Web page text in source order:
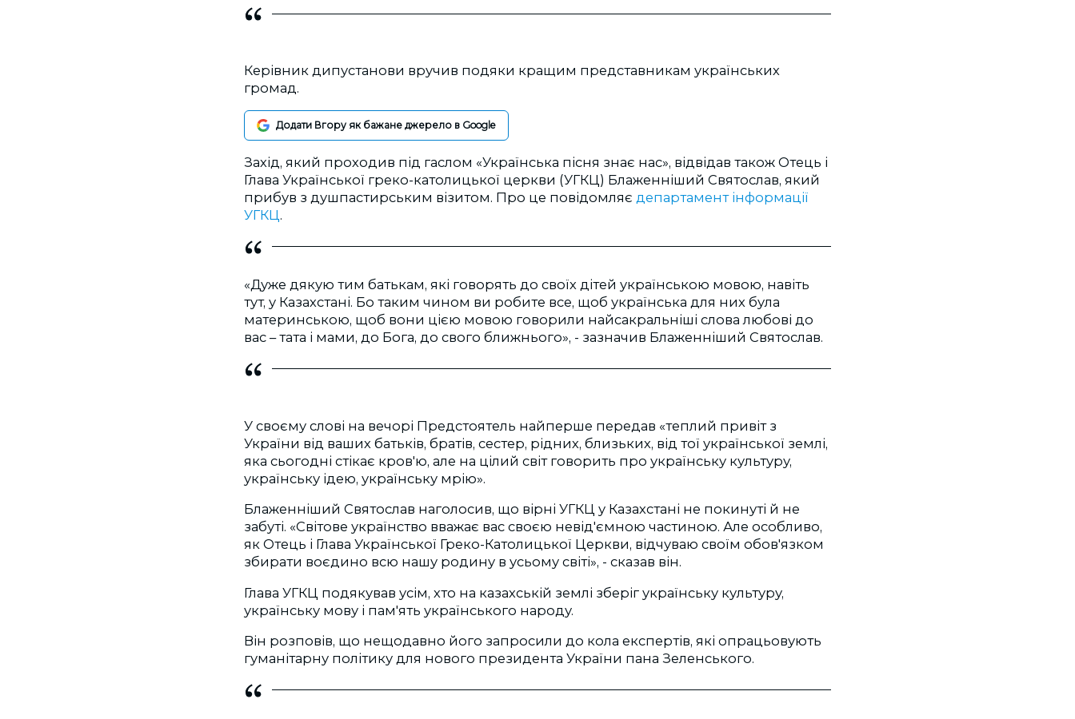
Керівник дипустанови вручив подяки кращим представникам українських
громад.
Додати Вгору як бажане джерело в Google
Захід, який проходив під гаслом «Українська пісня знає нас», відвідав також Отець і
Глава Української греко-католицької церкви (УГКЦ) Блаженніший Святослав, який
прибув з душпастирським візитом. Про це повідомляє департамент інформації
УГКЦ.
«Дуже дякую тим батькам, які говорять до своїх дітей українською мовою, навіть
тут, у Казахстані. Бо таким чином ви робите все, щоб українська для них була
материнською, щоб вони цією мовою говорили найсакральніші слова любові до
вас – тата і мами, до Бога, до свого ближнього», - зазначив Блаженніший Святослав.
У своєму слові на вечорі Предстоятель найперше передав «теплий привіт з
України від ваших батьків, братів, сестер, рідних, близьких, від тої української землі,
яка сьогодні стікає кров'ю, але на цілий світ говорить про українську культуру,
українську ідею, українську мрію».
Блаженніший Святослав наголосив, що вірні УГКЦ у Казахстані не покинуті й не
забуті. «Світове українство вважає вас своєю невід'ємною частиною. Але особливо,
як Отець і Глава Української Греко-Католицької Церкви, відчуваю своїм обов'язком
збирати воєдино всю нашу родину в усьому світі», - сказав він.
Глава УГКЦ подякував усім, хто на казахській землі зберіг українську культуру,
українську мову і пам'ять українського народу.
Він розповів, що нещодавно його запросили до кола експертів, які опрацьовують
гуманітарну політику для нового президента України пана Зеленського.